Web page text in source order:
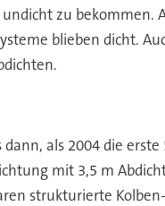
zu bekommen.
blieben dicht.
dann, als 2004 die
mit 3,5 m
strukturierte